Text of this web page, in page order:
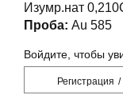
Изумр.нат
Проба: Au 585
Войдите, чтобы
Регистрация /